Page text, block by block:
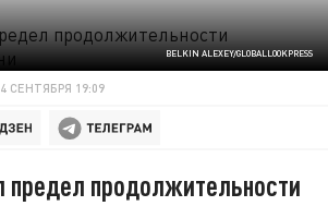
BELKIN ALEXEY/GLOBALLOOKPRESS
СЕНТЯБРЯ 19:09
предел продолжительности